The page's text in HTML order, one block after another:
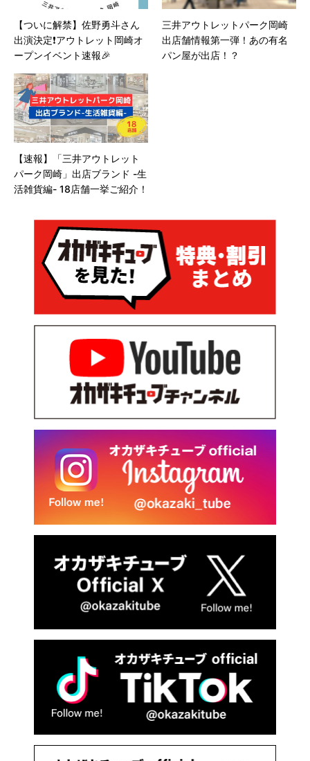
【ついに解禁】佐野勇斗さん
出演決定❗️アウトレット岡崎オ
ープンイベント速報🎉
三井アウトレットパーク岡崎
出店舗情報第一弾！あの有名
パン屋が出店！？
【速報】「三井アウトレット
パーク岡崎」出店ブランド -生
活雑貨編- 18店舗一挙ご紹介！